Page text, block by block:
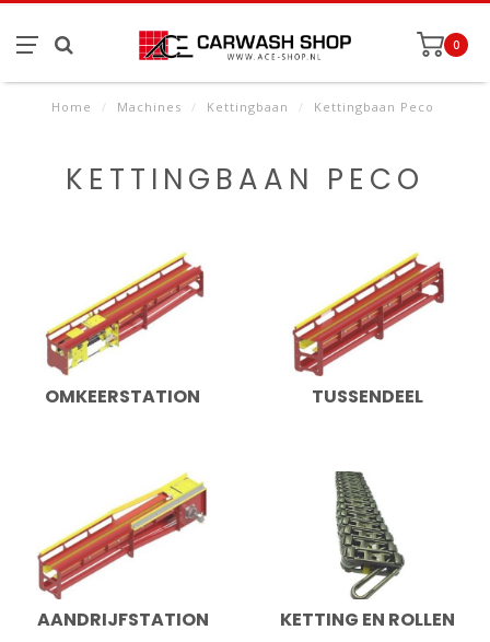
0
Home / Machines / Kettingbaan / Kettingbaan Peco
KETTINGBAAN PECO
OMKEERSTATION TUSSENDEEL
AANDRIJFSTATION KETTING EN ROLLEN